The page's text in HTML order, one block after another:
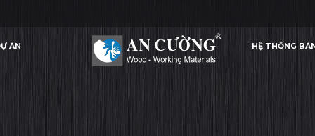
ÁN HỆ THỐNG
LAMINATE
DARK GREY DARK GREY DARK GREY DARK GREY